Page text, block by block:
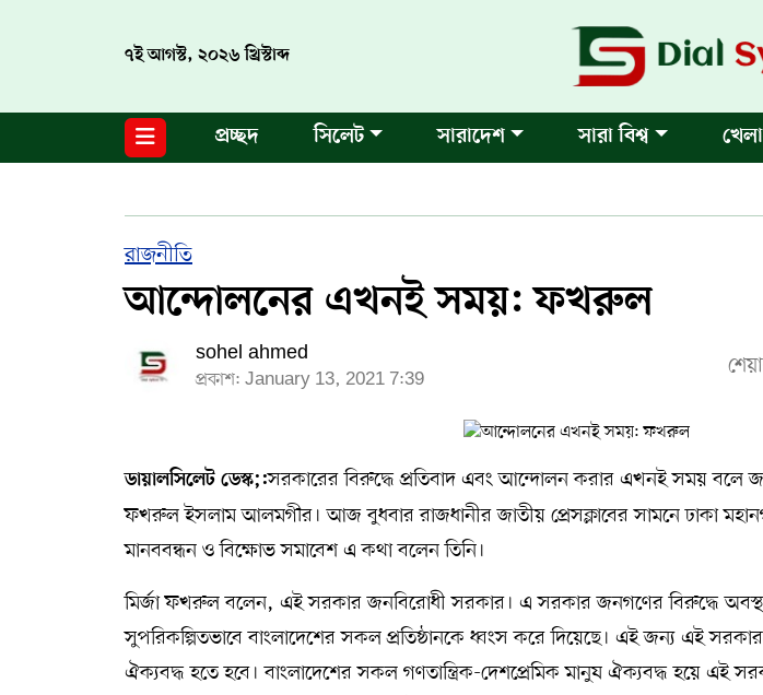
৭ই আগস্ট, ২০২৬ খ্রিস্টাব্দ
প্রচ্ছদ সিলেট সারাদেশ সারা বিশ্ব
রাজনীতি
আন্দোলনের এখনই সময়: ফখরুল
sohel ahmed
প্রকাশ: January 13, 2021 7:39
ডায়ালসিলেট ডেস্ক;:সরকারের বিরুদ্ধে প্রতিবাদ এবং আন্দোলন করার এখনই সময় বলে
ফখরুল ইসলাম আলমগীর। আজ বুধবার রাজধানীর জাতীয় প্রেসক্লাবের সামনে ঢাকা
মানববন্ধন ও বিক্ষোভ সমাবেশ এ কথা বলেন তিনি।
মির্জা ফখরুল বলেন, এই সরকার জনবিরোধী সরকার। এ সরকার জনগণের বিরুদ্ধে
সুপরিকল্পিতভাবে বাংলাদেশের সকল প্রতিষ্ঠানকে ধ্বংস করে দিয়েছে। এই জন্য এই
ঐক্যবদ্ধ হতে হবে। বাংলাদেশের সকল গণতান্ত্রিক-দেশপ্রেমিক মানুষ ঐক্যবদ্ধ হয়ে এই
TERMS & CONDITIONS
EDITOR & PUBLISHER : SOHEL AHMED
CONTACT US
DIAL SYLHET